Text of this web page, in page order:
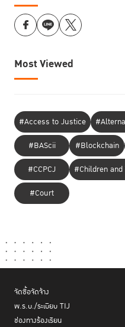
Most Viewed
#Access to Justice
#BAScii
#Blockchain
#CCPCJ
#Children and
#Court
จัดซื้อจัดจ้าง
พ.ร.บ./ระเบียบ TIJ
ช่องทางร้องเรียน